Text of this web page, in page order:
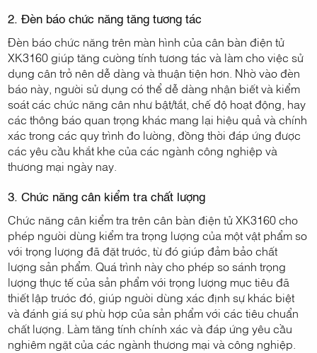
2. Đèn báo chức năng tăng tương tác
Đèn báo chức năng trên màn hình của cân bàn điện tử
XK3160 giúp tăng cường tính tương tác và làm cho việc sử
dụng cân trở nên dễ dàng và thuận tiện hơn. Nhờ vào đèn
báo này, người sử dụng có thể dễ dàng nhận biết và kiểm
soát các chức năng cân như bật/tắt, chế độ hoạt động, hay
các thông báo quan trọng khác mang lại hiệu quả và chính
xác trong các quy trình đo lường, đồng thời đáp ứng được
các yêu cầu khắt khe của các ngành công nghiệp và
thương mại ngày nay.
3. Chức năng cân kiểm tra chất lượng
Chức năng cân kiểm tra trên cân bàn điện tử XK3160 cho
phép người dùng kiểm tra trọng lượng của một vật phẩm so
với trọng lượng đã đặt trước, từ đó giúp đảm bảo chất
lượng sản phẩm. Quá trình này cho phép so sánh trọng
lượng thực tế của sản phẩm với trọng lượng mục tiêu đã
thiết lập trước đó, giúp người dùng xác định sự khác biệt
và đánh giá sự phù hợp của sản phẩm với các tiêu chuẩn
chất lượng. Làm tăng tính chính xác và đáp ứng yêu cầu
nghiêm ngặt của các ngành thương mại và công nghiệp.